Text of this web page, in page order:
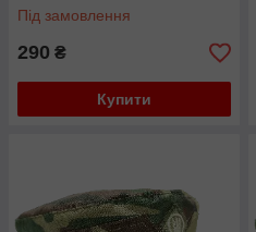
Під замовлення
290 ₴
Купити